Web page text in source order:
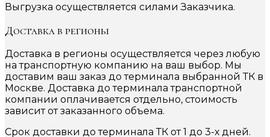
Выгрузка осуществляется силами Заказчика.
Доставка в регионы
Доставка в регионы осуществляется через любую
на транспортную компанию на ваш выбор. Мы
доставим ваш заказ до терминала выбранной ТК в
Москве. Доставка до терминала транспортной
компании оплачивается отдельно, стоимость
зависит от заказанного объема.
Срок доставки до терминала ТК от 1 до 3-х дней.